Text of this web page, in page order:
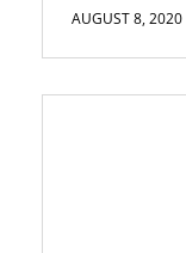
AUGUST 8, 2020